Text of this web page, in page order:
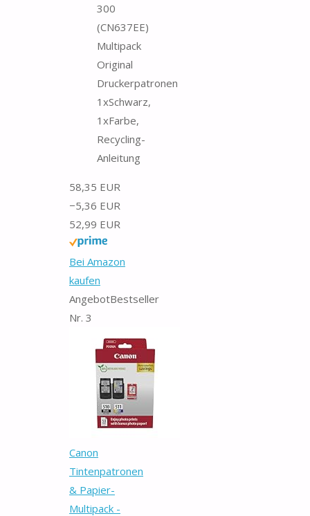
300
(CN637EE)
Multipack
Original
Druckerpatronen
1xSchwarz,
1xFarbe,
Recycling-
Anleitung
58,35 EUR
−5,36 EUR
52,99 EUR
Bei Amazon
kaufen
AngebotBestseller
Nr. 3
Canon
Tintenpatronen
& Papier-
Multipack -